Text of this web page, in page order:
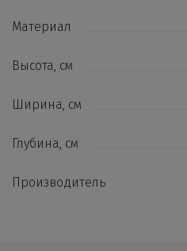
Материал
Высота, см
Ширина, см
Глубина, см
Производитель